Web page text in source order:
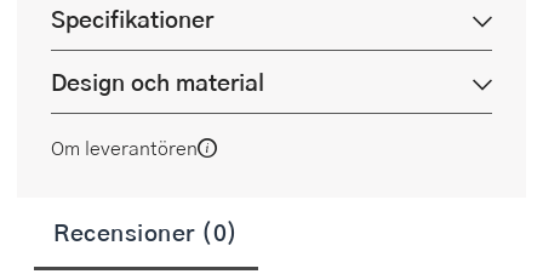
Specifikationer
Design och material
Om leverantören
Recensioner (0)